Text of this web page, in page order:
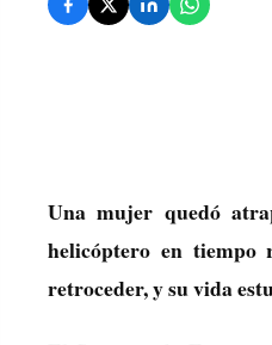
Una mujer quedó
helicóptero en
retroceder, y su vida